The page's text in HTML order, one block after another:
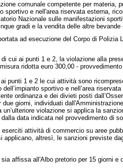
comunale competente per materia,
sportivo e nell'area riservata esterna,
Nazionale sulle manifestazioni
gradi e la vendita delle altre
ad esecuzione del Corpo di
cui ai punti 1 e 2, la violazione alla
ridotta euro 300,00 -
punti 1 e 2 le cui attività sono
dell’impianto sportivo e nell’area
ordinanza e dei divieti posti
giorni, individuati
un’ulteriore violazione si applica la
data indicata nel provvedimento di
attività di commercio su aree
applicano, altresì, le sanzioni previste
affissa all'Albo pretorio per 15 giorni